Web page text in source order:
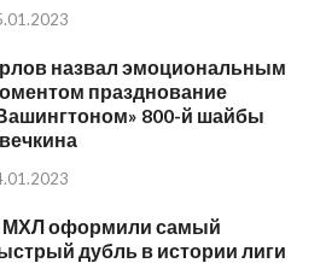
назвал эмоциональным
празднование
800-й шайбы
МХЛ оформили самый
дубль в истории лиги